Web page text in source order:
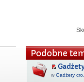
Podobne
wGadżety